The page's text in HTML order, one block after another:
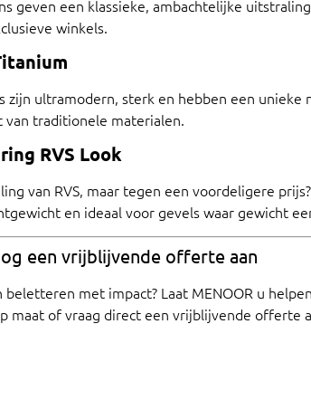
geven een klassieke, ambachtelijke
winkels.
ultramodern, sterk en hebben een unieke
van traditionele materialen.
RVS Look
van RVS, maar tegen een voordeligere
en ideaal voor gevels waar gewicht
een vrijblijvende offerte aan
met impact? Laat MENOOR u
maat of vraag direct een vrijblijvende offerte